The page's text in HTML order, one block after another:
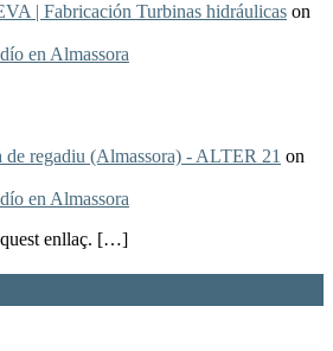
| Fabricación Turbinas hidráulicas on
en Almassora
de regadiu (Almassora) - ALTER 21 on
en Almassora
enllaç. […]